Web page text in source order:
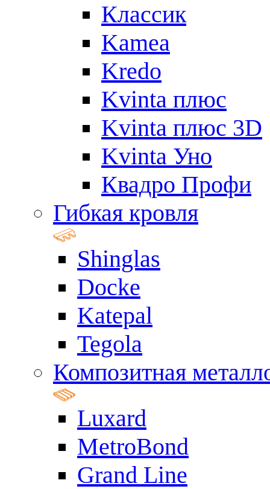
Классик
Kamea
Kredo
Kvinta плюс
Kvinta плюс 3D
Kvinta Уно
Квадро Профи
Гибкая кровля
Shinglas
Docke
Katepal
Tegola
Композитная
Luxard
MetroBond
Grand Line